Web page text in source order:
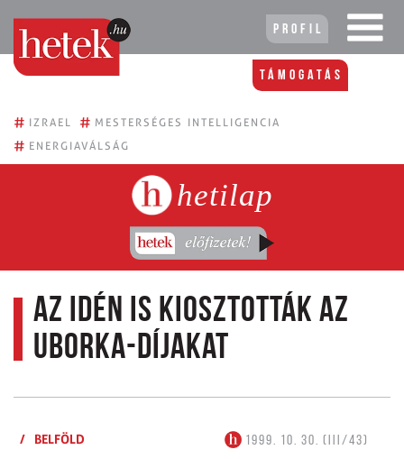
Profil
Támogatás
# IZRAEL # MESTERSÉGES INTELLIGENCIA
# ENERGIAVÁLSÁG
hetilap
Az idén is kiosztották az
Uborka-díjakat
/ BELFÖLD
1999. 10. 30. (III/43)